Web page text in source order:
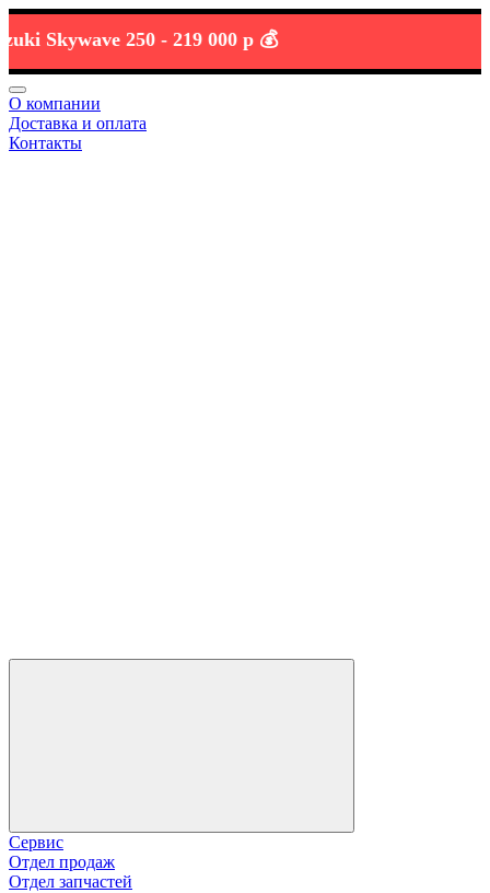
250 -219 000 р 💰
О компании
Доставка и оплата
Контакты
Сервис
Отдел продаж
Отдел запчастей